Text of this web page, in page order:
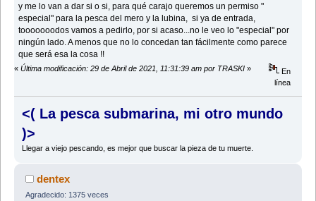
y me lo van a dar si o si, para qué carajo queremos un permiso "
especial" para la pesca del mero y la lubina, si ya de entrada,
tooooooodos vamos a pedirlo, por si acaso...no le veo lo "especial" por
ningún lado. A menos que no lo concedan tan fácilmente como parece
que será esa la cosa !!
« Última modificación: 29 de Abril de 2021, 11:31:39 am por TRASKI »
En
línea
<( La pesca submarina, mi otro mundo
)>
Llegar a viejo pescando, es mejor que buscar la pieza de tu muerte.
dentex
Agradecido: 1375 veces